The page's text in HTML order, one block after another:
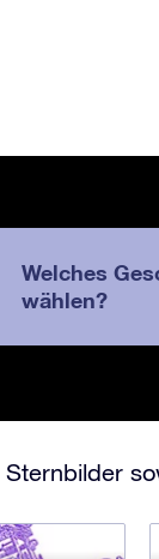
Welches
wählen?